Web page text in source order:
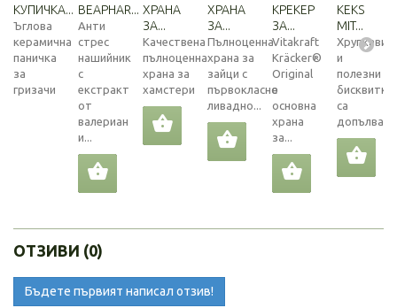
КУПИЧКА...
Ъглова
керамична
паничка
за
гризачи
BEAPHAR...
Анти
стрес
нашийник
с
екстракт
от
валериан
и...
ХРАНА
ЗА...
Качествена
пълноценна
храна за
хамстери
ХРАНА
ЗА...
Пълноценна
храна за
зайци с
първокласно
ливадно...
КРЕКЕР
ЗА...
Vitakraft
Kräcker®
Original
е
основна
храна
за...
KEKS
MIT...
и
полезни
бисквитки
са
ОТЗИВИ (0)
Бъдете първият написал отзив!